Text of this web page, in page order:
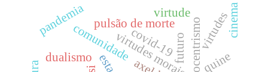
comunidade biocentrismo
virtudes morais
dualismo
pulsão de morte
futuro
pandemia
covid-19
quine
virtude virtudescinema